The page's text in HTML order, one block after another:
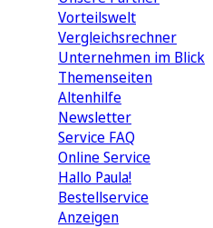
Vorteilswelt
Vergleichsrechner
Unternehmen im Blick
Themenseiten
Altenhilfe
Newsletter
Service FAQ
Online Service
Hallo Paula!
Bestellservice
Anzeigen